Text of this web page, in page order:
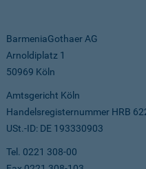
BarmeniaGothaer AG
Arnoldiplatz 1
50969 Köln
Amtsgericht Köln
Handelsregisternummer HRB
USt.-ID: DE 193330903
Tel. 0221 308-00